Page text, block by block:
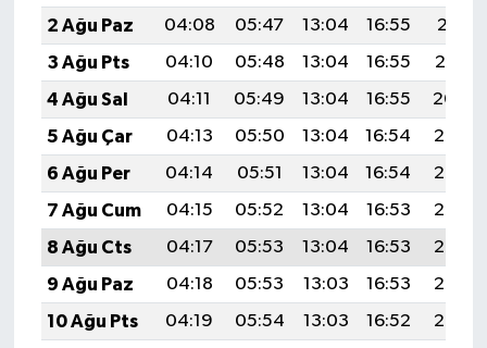
2 Ağu Paz
04:08 05:47 13:04 16:55
20:11
3 Ağu Pts
04:10 05:48 13:04 16:55
20:10
4 Ağu Sal
04:11 05:49 13:04 16:55
20:09
5 Ağu Çar
04:13 05:50 13:04 16:54
20:08
6 Ağu Per
04:14 05:51 13:04 16:54
20:07
7 Ağu Cum
04:15 05:52 13:04 16:53
20:06
8 Ağu Cts
04:17 05:53 13:04 16:53
20:05
9 Ağu Paz
04:18 05:53 13:03 16:53
20:03
10 Ağu Pts
04:19 05:54 13:03 16:52
20:02